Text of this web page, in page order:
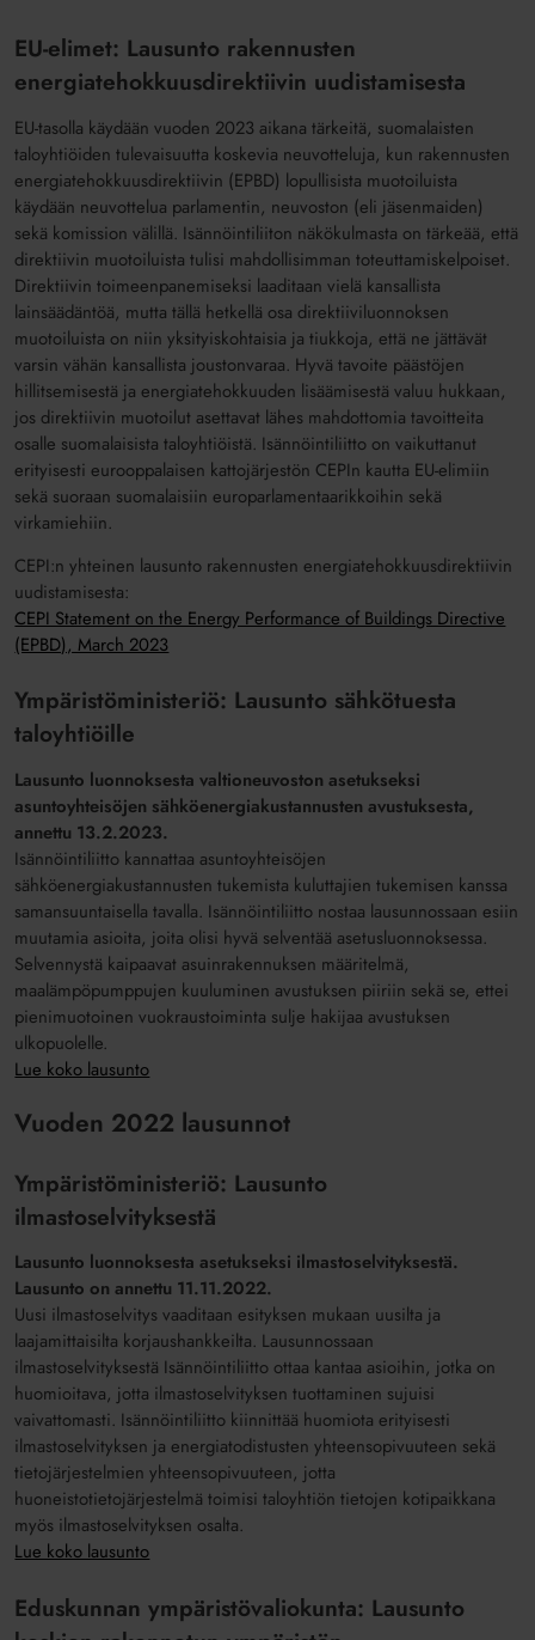
EU-elimet: Lausunto rakennusten
energiatehokkuusdirektiivin uudistamisesta
EU-tasolla käydään vuoden 2023 aikana tärkeitä, suomalaisten
taloyhtiöiden tulevaisuutta koskevia neuvotteluja, kun rakennusten
energiatehokkuusdirektiivin (EPBD) lopullisista muotoiluista
käydään neuvottelua parlamentin, neuvoston (eli jäsenmaiden)
sekä komission välillä. Isännöintiliiton näkökulmasta on tärkeää, että
direktiivin muotoiluista tulisi mahdollisimman toteuttamiskelpoiset.
Direktiivin toimeenpanemiseksi laaditaan vielä kansallista
lainsäädäntöä, mutta tällä hetkellä osa direktiiviluonnoksen
muotoiluista on niin yksityiskohtaisia ja tiukkoja, että ne jättävät
varsin vähän kansallista joustonvaraa. Hyvä tavoite päästöjen
hillitsemisestä ja energiatehokkuuden lisäämisestä valuu hukkaan,
jos direktiivin muotoilut asettavat lähes mahdottomia tavoitteita
osalle suomalaisista taloyhtiöistä. Isännöintiliitto on vaikuttanut
erityisesti eurooppalaisen kattojärjestön CEPIn kautta EU-elimiin
sekä suoraan suomalaisiin europarlamentaarikkoihin sekä
virkamiehiin.
CEPI:n yhteinen lausunto rakennusten energiatehokkuusdirektiivin
uudistamisesta:
CEPI Statement on the Energy Performance of Buildings Directive
(EPBD), March 2023
Ympäristöministeriö: Lausunto sähkötuesta
taloyhtiöille
Lausunto luonnoksesta valtioneuvoston asetukseksi
asuntoyhteisöjen sähköenergiakustannusten avustuksesta,
annettu 13.2.2023.
Isännöintiliitto kannattaa asuntoyhteisöjen
sähköenergiakustannusten tukemista kuluttajien tukemisen kanssa
samansuuntaisella tavalla. Isännöintiliitto nostaa lausunnossaan esiin
muutamia asioita, joita olisi hyvä selventää asetusluonnoksessa.
Selvennystä kaipaavat asuinrakennuksen määritelmä,
maalämpöpumppujen kuuluminen avustuksen piiriin sekä se, ettei
pienimuotoinen vuokraustoiminta sulje hakijaa avustuksen
ulkopuolelle.
Lue koko lausunto
Vuoden 2022 lausunnot
Ympäristöministeriö: Lausunto
ilmastoselvityksestä
Lausunto luonnoksesta asetukseksi ilmastoselvityksestä.
Lausunto on annettu 11.11.2022.
Uusi ilmastoselvitys vaaditaan esityksen mukaan uusilta ja
laajamittaisilta korjaushankkeilta. Lausunnossaan
ilmastoselvityksestä Isännöintiliitto ottaa kantaa asioihin, jotka on
huomioitava, jotta ilmastoselvityksen tuottaminen sujuisi
vaivattomasti. Isännöintiliitto kiinnittää huomiota erityisesti
ilmastoselvityksen ja energiatodistusten yhteensopivuuteen sekä
tietojärjestelmien yhteensopivuuteen, jotta
huoneistotietojärjestelmä toimisi taloyhtiön tietojen kotipaikkana
myös ilmastoselvityksen osalta.
Lue koko lausunto
Eduskunnan ympäristövaliokunta: Lausunto